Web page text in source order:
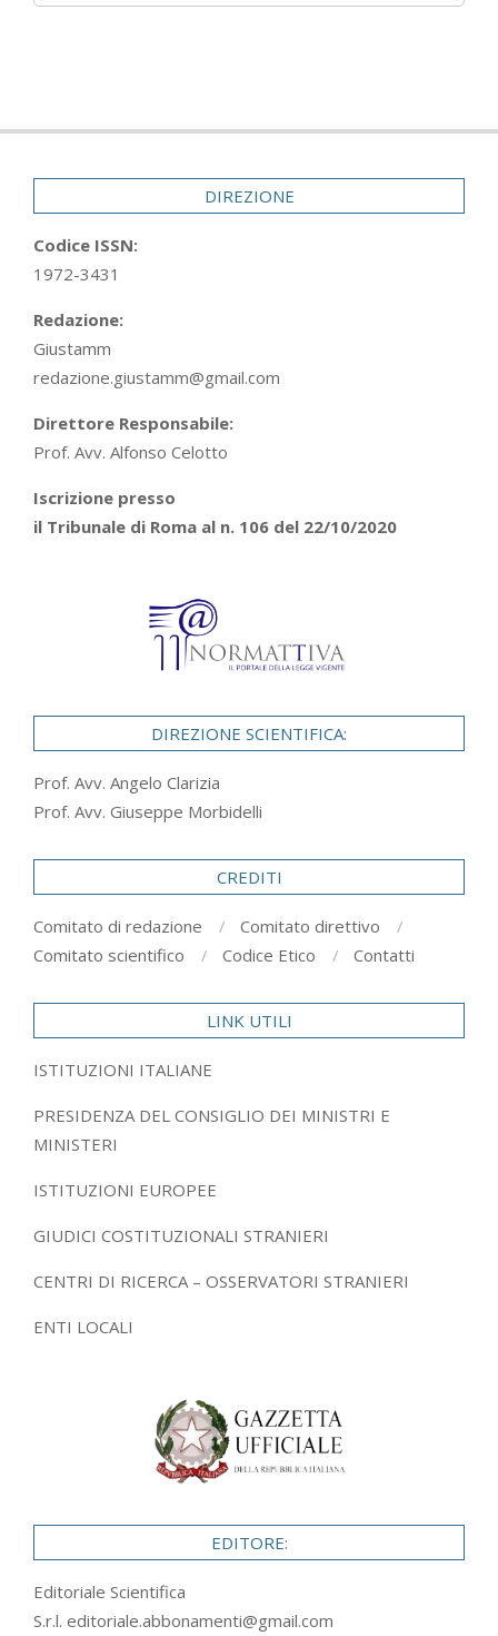
05-
DIREZIONE
Codice ISSN:
1972-3431
Redazione:
Giustamm
redazione.giustamm@gmail.com
Direttore Responsabile:
Prof. Avv. Alfonso Celotto
Iscrizione presso
il Tribunale di Roma al n. 106 del 22/10/2020
DIREZIONE SCIENTIFICA:
Prof. Avv. Angelo Clarizia
Prof. Avv. Giuseppe Morbidelli
CREDITI
Comitato di redazione
Comitato direttivo
Comitato scientifico
Codice Etico Contatti
LINK UTILI
ISTITUZIONI ITALIANE
PRESIDENZA DEL CONSIGLIO DEI MINISTRI E
MINISTERI
ISTITUZIONI EUROPEE
GIUDICI COSTITUZIONALI STRANIERI
CENTRI DI RICERCA – OSSERVATORI STRANIERI
ENTI LOCALI
EDITORE:
Editoriale Scientifica
S.r.l. editoriale.abbonamenti@gmail.com